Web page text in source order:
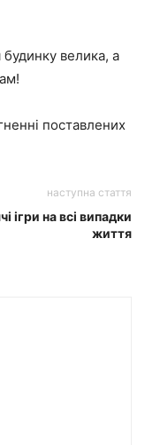
велика, а
поставлених
наступна стаття
ігри на всі випадки
життя